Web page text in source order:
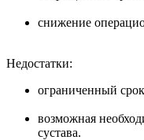
снижение
Недостатки:
ограниченный
возможная
сустава.